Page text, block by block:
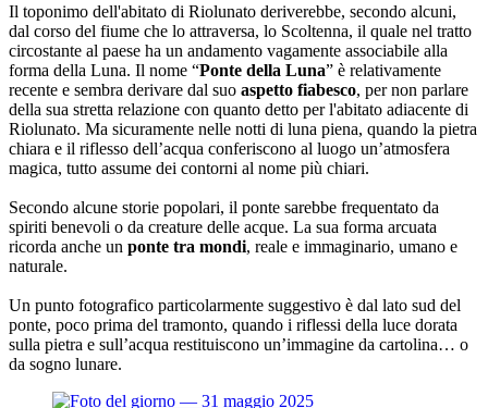
Il toponimo dell'abitato di Riolunato deriverebbe, secondo alcuni,
dal corso del fiume che lo attraversa, lo Scoltenna, il quale nel tratto
circostante al paese ha un andamento vagamente associabile alla
forma della Luna. Il nome “Ponte della Luna” è relativamente
recente e sembra derivare dal suo aspetto fiabesco, per non parlare
della sua stretta relazione con quanto detto per l'abitato adiacente di
Riolunato. Ma sicuramente nelle notti di luna piena, quando la pietra
chiara e il riflesso dell’acqua conferiscono al luogo un’atmosfera
magica, tutto assume dei contorni al nome più chiari.
Secondo alcune storie popolari, il ponte sarebbe frequentato da
spiriti benevoli o da creature delle acque. La sua forma arcuata
ricorda anche un ponte tra mondi, reale e immaginario, umano e
naturale.
Un punto fotografico particolarmente suggestivo è dal lato sud del
ponte, poco prima del tramonto, quando i riflessi della luce dorata
sulla pietra e sull’acqua restituiscono un’immagine da cartolina… o
da sogno lunare.